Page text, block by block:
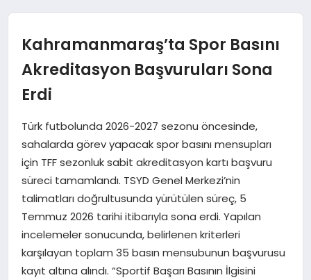
AFŞİN
BİZE ULAŞIN
GÖKSUN
TÜRKOĞLU
PAZARCIK
KÜNYE
Kahramanmaraş’ta Spor Basını
Akreditasyon Başvuruları Sona
Erdi
Türk futbolunda 2026-2027 sezonu öncesinde,
sahalarda görev yapacak spor basını mensupları
için TFF sezonluk sabit akreditasyon kartı başvuru
süreci tamamlandı. TSYD Genel Merkezi’nin
talimatları doğrultusunda yürütülen süreç, 5
Temmuz 2026 tarihi itibarıyla sona erdi. Yapılan
incelemeler sonucunda, belirlenen kriterleri
karşılayan toplam 35 basın mensubunun başvurusu
kayıt altına alındı. “Sportif Başarı Basının İlgisini